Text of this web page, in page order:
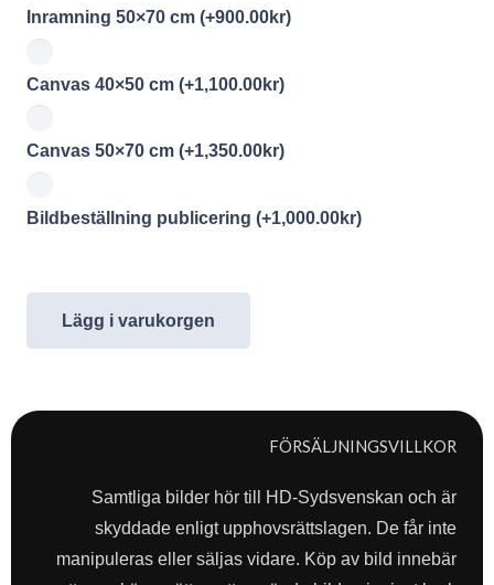
Inramning 50×70 cm (+900.00kr)
Canvas 40×50 cm (+1,100.00kr)
Canvas 50×70 cm (+1,350.00kr)
Bildbeställning publicering (+1,000.00kr)
Lägg i varukorgen
FÖRSÄLJNINGSVILLKOR
Samtliga bilder hör till HD-Sydsvenskan och är
skyddade enligt upphovsrättslagen. De får inte
manipuleras eller säljas vidare. Köp av bild innebär